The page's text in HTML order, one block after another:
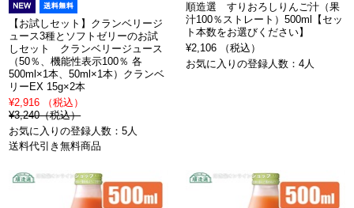
【お試しセット】クランベリージ
ュース3種とソフトゼリーのお試
しセット クランベリージュース
（50％、機能性表示100％ 各
500ml×1本、50ml×1本）クランベ
リーEX 15g×2本
¥2,916 （税込）
¥3,240（税込）
お気に入りの登録人数：5人
送料代引き無料商品
順造選 すりおろしりんご汁（果
汁100％ストレート）500ml【セッ
ト本数をお選びください】
¥2,106 （税込）
お気に入りの登録人数：4人